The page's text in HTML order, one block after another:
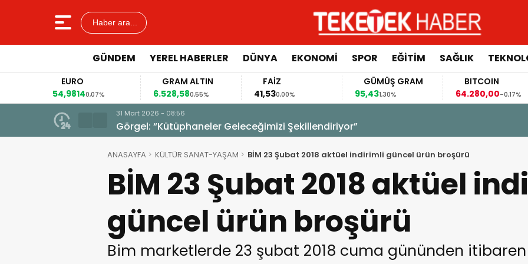
Haber ara...
GÜNDEM YEREL HABERLER DÜNYA EKONOMİ SPOR EĞİTİM SAĞLIK
EURO
54,98140,07%
GRAM ALTIN
6.528,580,55%
FAİZ
41,530,00%
GÜMÜŞ GRAM
95,431,30%
BITCOIN
64.280,00-0,17%
31 Mart 2026 - 08:56
Görgel: “Kütüphaneler Geleceğimizi Şekillendiriyor”
ANASAYFA KÜLTÜR SANAT-YAŞAM BİM 23 Şubat 2018 aktüel indirimli güncel ürün broşürü
BİM 23 Şubat 2018 aktüel
güncel ürün broşürü
Bim marketlerde 23 şubat 2018 cuma gününden